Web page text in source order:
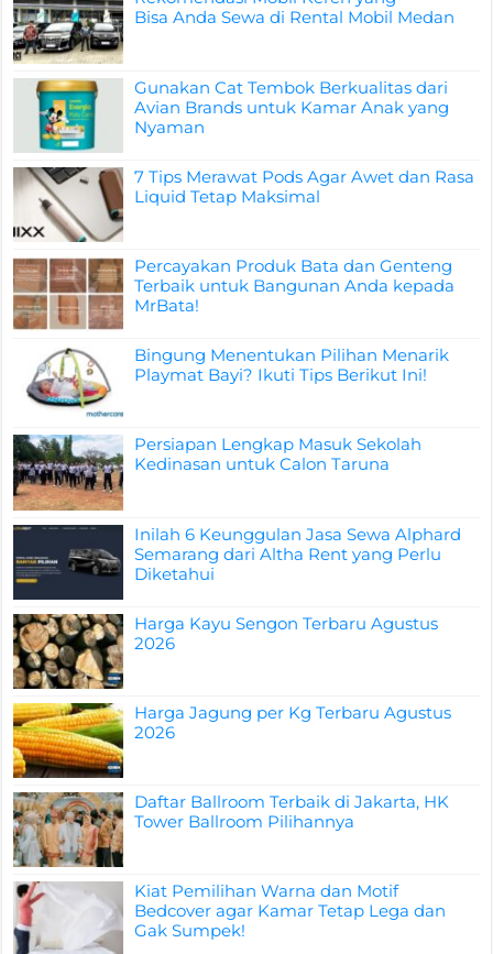
Bisa Anda Sewa di Rental Mobil Medan
Gunakan Cat Tembok Berkualitas dari
Avian Brands untuk Kamar Anak yang
Nyaman
7 Tips Merawat Pods Agar Awet dan Rasa
Liquid Tetap Maksimal
Percayakan Produk Bata dan Genteng
Terbaik untuk Bangunan Anda kepada
MrBata!
Bingung Menentukan Pilihan Menarik
Playmat Bayi? Ikuti Tips Berikut Ini!
Persiapan Lengkap Masuk Sekolah
Kedinasan untuk Calon Taruna
Inilah 6 Keunggulan Jasa Sewa Alphard
Semarang dari Altha Rent yang Perlu
Diketahui
Harga Kayu Sengon Terbaru Agustus
2026
Harga Jagung per Kg Terbaru Agustus
2026
Daftar Ballroom Terbaik di Jakarta, HK
Tower Ballroom Pilihannya
Kiat Pemilihan Warna dan Motif
Bedcover agar Kamar Tetap Lega dan
Gak Sumpek!